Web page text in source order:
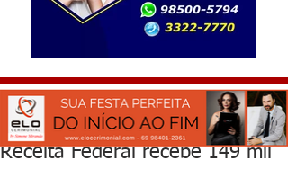
Receita Federal recebe 149 mil